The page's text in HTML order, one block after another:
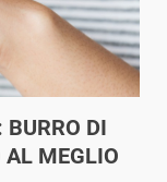
DI
AL MEGLIO